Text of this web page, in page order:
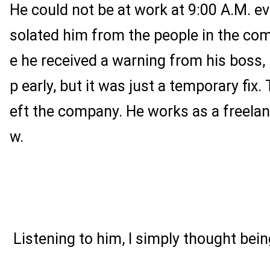
He could not be at work at 9:00 A.M.
solated him from the people in the
e he received a warning from his
p early, but it was just a temporary fix.
eft the company. He works as a
w.
Listening to him, I simply thought